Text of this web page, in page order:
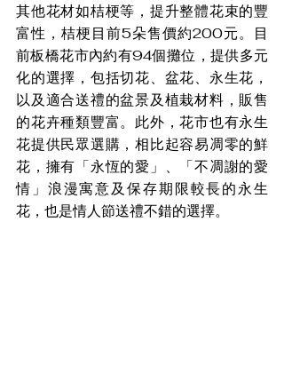
其他花材如桔梗等，提升整體花束的豐
富性，桔梗目前5朵售價約200元。目
前板橋花市內約有94個攤位，提供多元
化的選擇，包括切花、盆花、永生花，
以及適合送禮的盆景及植栽材料，販售
的花卉種類豐富。此外，花市也有永生
花提供民眾選購，相比起容易凋零的鮮
花，擁有「永恆的愛」、「不凋謝的愛
情」浪漫寓意及保存期限較長的永生
花，也是情人節送禮不錯的選擇。